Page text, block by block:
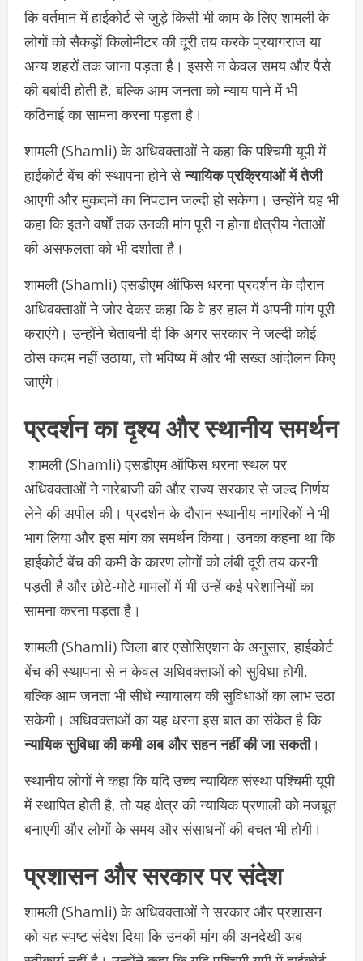
कि वर्तमान में हाईकोर्ट से जुड़े किसी भी काम के लिए शामली के
लोगों को सैकड़ों किलोमीटर की दूरी तय करके प्रयागराज या
अन्य शहरों तक जाना पड़ता है। इससे न केवल समय और पैसे
की बर्बादी होती है, बल्कि आम जनता को न्याय पाने में भी
कठिनाई का सामना करना पड़ता है।
शामली (Shamli) के अधिवक्ताओं ने कहा कि पश्चिमी यूपी में
हाईकोर्ट बेंच की स्थापना होने सेन्यायिक प्रक्रियाओं में तेजी
आएगी और मुकदमों का निपटान जल्दी हो सकेगा। उन्होंने यह भी
कहा कि इतने वर्षों तक उनकी मांग पूरी न होना क्षेत्रीय नेताओं
की असफलता को भी दर्शाता है।
शामली (Shamli) एसडीएम ऑफिस धरना प्रदर्शन के दौरान
अधिवक्ताओं ने जोर देकर कहा कि वे हर हाल में अपनी मांग पूरी
कराएंगे। उन्होंने चेतावनी दी कि अगर सरकार ने जल्दी कोई
ठोस कदम नहीं उठाया, तो भविष्य में और भी सख्त आंदोलन किए
जाएंगे।
प्रदर्शन का दृश्य और स्थानीय समर्थन
शामली (Shamli) एसडीएम ऑफिस धरना स्थल पर
अधिवक्ताओं ने नारेबाजी की और राज्य सरकार से जल्द निर्णय
लेने की अपील की। प्रदर्शन के दौरान स्थानीय नागरिकों ने भी
भाग लिया और इस मांग का समर्थन किया। उनका कहना था कि
हाईकोर्ट बेंच की कमी के कारण लोगों को लंबी दूरी तय करनी
पड़ती है और छोटे-मोटे मामलों में भी उन्हें कई परेशानियों का
सामना करना पड़ता है।
शामली (Shamli) जिला बार एसोसिएशन के अनुसार, हाईकोर्ट
बेंच की स्थापना से न केवल अधिवक्ताओं को सुविधा होगी,
बल्कि आम जनता भी सीधे न्यायालय की सुविधाओं का लाभ उठा
सकेगी। अधिवक्ताओं का यह धरना इस बात का संकेत है कि
न्यायिक सुविधा की कमी अब और सहन नहीं की जा सकती।
स्थानीय लोगों ने कहा कि यदि उच्च न्यायिक संस्था पश्चिमी यूपी
में स्थापित होती है, तो यह क्षेत्र की न्यायिक प्रणाली को मजबूत
बनाएगी और लोगों के समय और संसाधनों की बचत भी होगी।
प्रशासन और सरकार पर संदेश
शामली (Shamli) के अधिवक्ताओं ने सरकार और प्रशासन
को यह स्पष्ट संदेश दिया कि उनकी मांग की अनदेखी अब